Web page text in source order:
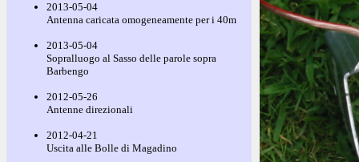
2013-05-04
Antenna caricata omogeneamente per i 40m
2013-05-04
Sopralluogo al Sasso delle parole sopra
Barbengo
2012-05-26
Antenne direzionali
2012-04-21
Uscita alle Bolle di Magadino